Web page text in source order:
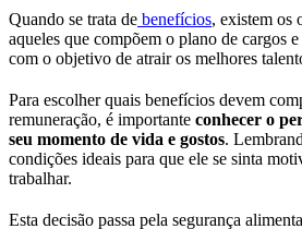
Quando se trata de benefícios, existem os
aqueles que compõem o plano de cargos
com o objetivo de atrair os melhores
Para escolher quais benefícios devem
remuneração, é importante conhecer o
seu momento de vida e gostos.
condições ideais para que ele se sinta
trabalhar.
Esta decisão passa pela segurança